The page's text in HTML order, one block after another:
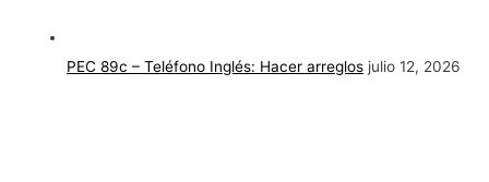
PEC 89c – Teléfono Inglés: Hacer arreglos julio 12, 2026